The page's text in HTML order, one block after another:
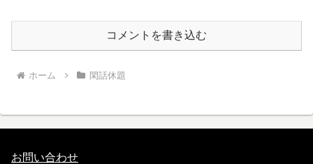
コメントを書き込む
ホーム 閑話休題
お問い合わせ